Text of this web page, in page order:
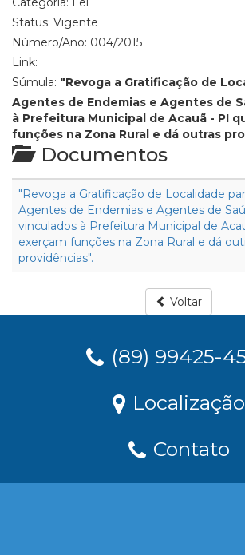
Status: Vigente
Número/Ano: 004/2015
Link:
Súmula: "Revoga a Gratificação de
Agentes de Endemias e Agentes de
à Prefeitura Municipal de Acauã - PI
funções na Zona Rural e dá outras
Documentos
"Revoga a Gratificação de Localidade
Agentes de Endemias e Agentes de
vinculados à Prefeitura Municipal de
exerçam funções na Zona Rural e dá
providências".
Voltar
(89) 99425-
Localização
Contato